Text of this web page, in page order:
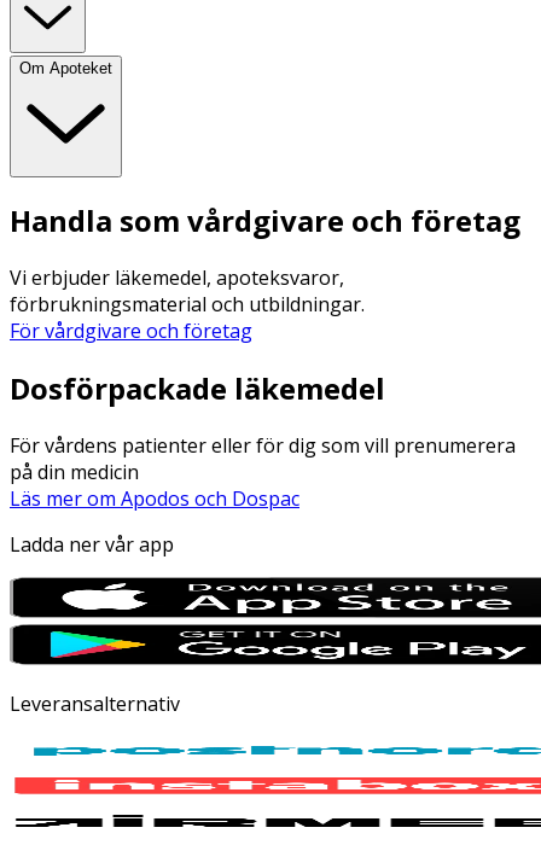
Om Apoteket
Handla som vårdgivare och företag
Vi erbjuder läkemedel, apoteksvaror,
förbrukningsmaterial och utbildningar.
För vårdgivare och företag
Dosförpackade läkemedel
För vårdens patienter eller för dig som vill prenumerera
på din medicin
Läs mer om Apodos och Dospac
Ladda ner vår app
Leveransalternativ